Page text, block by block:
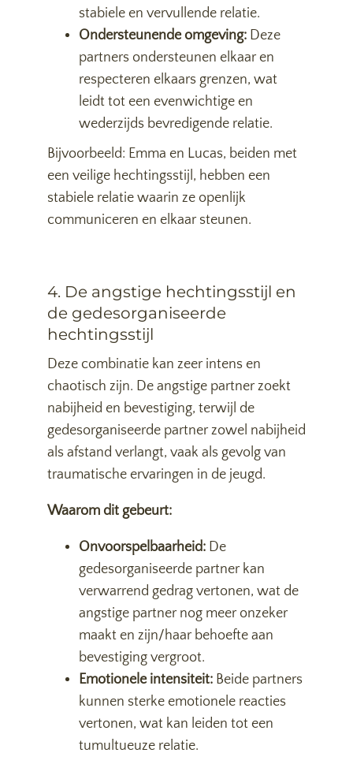
stabiele en vervullende relatie.
Ondersteunende omgeving: Deze
partners ondersteunen elkaar en
respecteren elkaars grenzen, wat
leidt tot een evenwichtige en
wederzijds bevredigende relatie.
Bijvoorbeeld: Emma en Lucas, beiden met
een veilige hechtingsstijl, hebben een
stabiele relatie waarin ze openlijk
communiceren en elkaar steunen.
4. De angstige hechtingsstijl en
de gedesorganiseerde
hechtingsstijl
Deze combinatie kan zeer intens en
chaotisch zijn. De angstige partner zoekt
nabijheid en bevestiging, terwijl de
gedesorganiseerde partner zowel nabijheid
als afstand verlangt, vaak als gevolg van
traumatische ervaringen in de jeugd.
Waarom dit gebeurt:
Onvoorspelbaarheid: De
gedesorganiseerde partner kan
verwarrend gedrag vertonen, wat de
angstige partner nog meer onzeker
maakt en zijn/haar behoefte aan
bevestiging vergroot.
Emotionele intensiteit: Beide partners
kunnen sterke emotionele reacties
vertonen, wat kan leiden tot een
tumultueuze relatie.